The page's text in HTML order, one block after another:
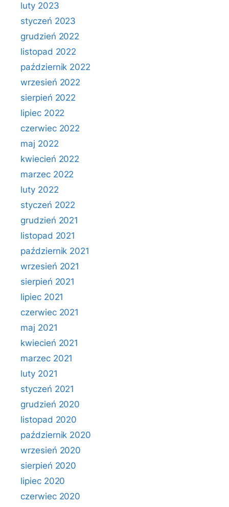
luty 2023
styczeń 2023
grudzień 2022
listopad 2022
październik 2022
wrzesień 2022
sierpień 2022
lipiec 2022
czerwiec 2022
maj 2022
kwiecień 2022
marzec 2022
luty 2022
styczeń 2022
grudzień 2021
listopad 2021
październik 2021
wrzesień 2021
sierpień 2021
lipiec 2021
czerwiec 2021
maj 2021
kwiecień 2021
marzec 2021
luty 2021
styczeń 2021
grudzień 2020
listopad 2020
październik 2020
wrzesień 2020
sierpień 2020
lipiec 2020
czerwiec 2020